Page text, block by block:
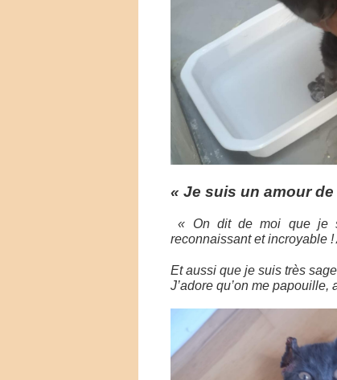
« Je suis un amour
« On dit de moi que je
reconnaissant et incroyable
Et aussi que je suis très
J’adore qu’on me papouille,